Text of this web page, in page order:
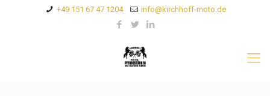
+49 151 67 47 1204 info@kirchhoff-moto.de